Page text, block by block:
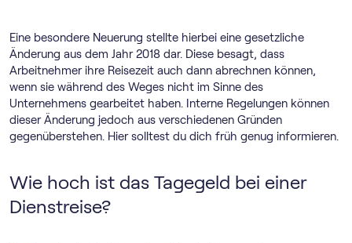
Eine besondere Neuerung stellte hierbei eine gesetzliche
Änderung aus dem Jahr 2018 dar. Diese besagt, dass
Arbeitnehmer ihre Reisezeit auch dann abrechnen können,
wenn sie während des Weges nicht im Sinne des
Unternehmens gearbeitet haben. Interne Regelungen können
dieser Änderung jedoch aus verschiedenen Gründen
gegenüberstehen. Hier solltest du dich früh genug informieren.
Wie hoch ist das Tagegeld bei einer
Dienstreise?